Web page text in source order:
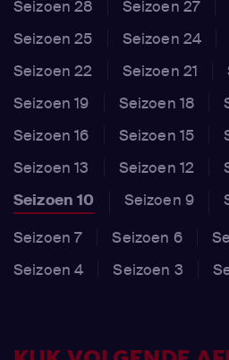
Seizoen 28
Seizoen 27
Seizoen 25
Seizoen 24
Seizoen 22
Seizoen 21
Seizoen 19
Seizoen 18
Seizoen 16
Seizoen 15
Seizoen 13
Seizoen 12
Seizoen 10
Seizoen 9
Seizoen 7
Seizoen 6
Seizoen 4
Seizoen 3